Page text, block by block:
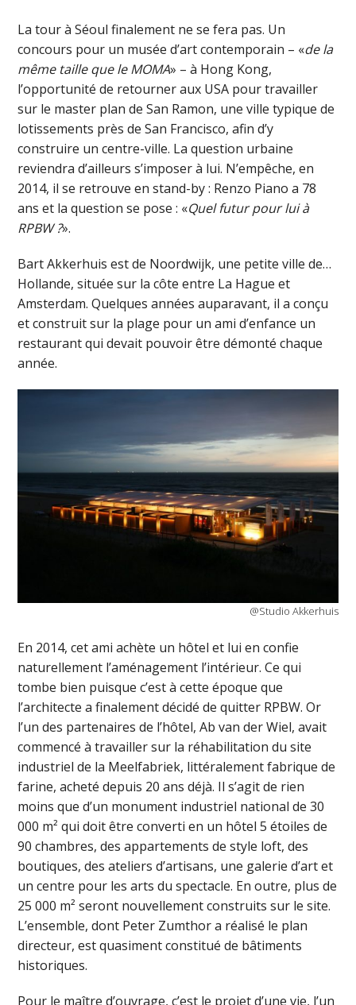
La tour à Séoul finalement ne se fera pas. Un
concours pour un musée d’art contemporain – «de la
même taille que le MOMA» – à Hong Kong,
l’opportunité de retourner aux USA pour travailler
sur le master plan de San Ramon, une ville typique de
lotissements près de San Francisco, afin d’y
construire un centre-ville. La question urbaine
reviendra d’ailleurs s’imposer à lui. N’empêche, en
2014, il se retrouve en stand-by : Renzo Piano a 78
ans et la question se pose : «Quel futur pour lui à
RPBW ?».
Bart Akkerhuis est de Noordwijk, une petite ville de…
Hollande, située sur la côte entre La Hague et
Amsterdam. Quelques années auparavant, il a conçu
et construit sur la plage pour un ami d’enfance un
restaurant qui devait pouvoir être démonté chaque
année.
@Studio Akkerhuis
En 2014, cet ami achète un hôtel et lui en confie
naturellement l’aménagement l’intérieur. Ce qui
tombe bien puisque c’est à cette époque que
l’architecte a finalement décidé de quitter RPBW. Or
l’un des partenaires de l’hôtel, Ab van der Wiel, avait
commencé à travailler sur la réhabilitation du site
industriel de la Meelfabriek, littéralement fabrique de
farine, acheté depuis 20 ans déjà. Il s’agit de rien
moins que d’un monument industriel national de 30
000 m² qui doit être converti en un hôtel 5 étoiles de
90 chambres, des appartements de style loft, des
boutiques, des ateliers d’artisans, une galerie d’art et
un centre pour les arts du spectacle. En outre, plus de
25 000 m² seront nouvellement construits sur le site.
L’ensemble, dont Peter Zumthor a réalisé le plan
directeur, est quasiment constitué de bâtiments
historiques.
Pour le maître d’ouvrage, c’est le projet d’une vie, l’un